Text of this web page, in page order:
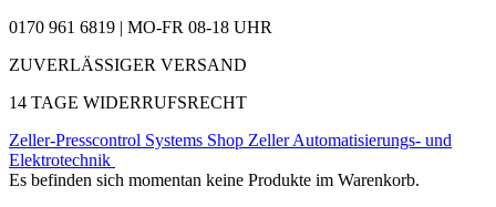
0170 961 6819 | MO-FR 08-18 UHR
ZUVERLÄSSIGER VERSAND
14 TAGE WIDERRUFSRECHT
Zeller-Presscontrol Systems Shop Zeller Automatisierungs- und
Elektrotechnik
Es befinden sich momentan keine Produkte im Warenkorb.